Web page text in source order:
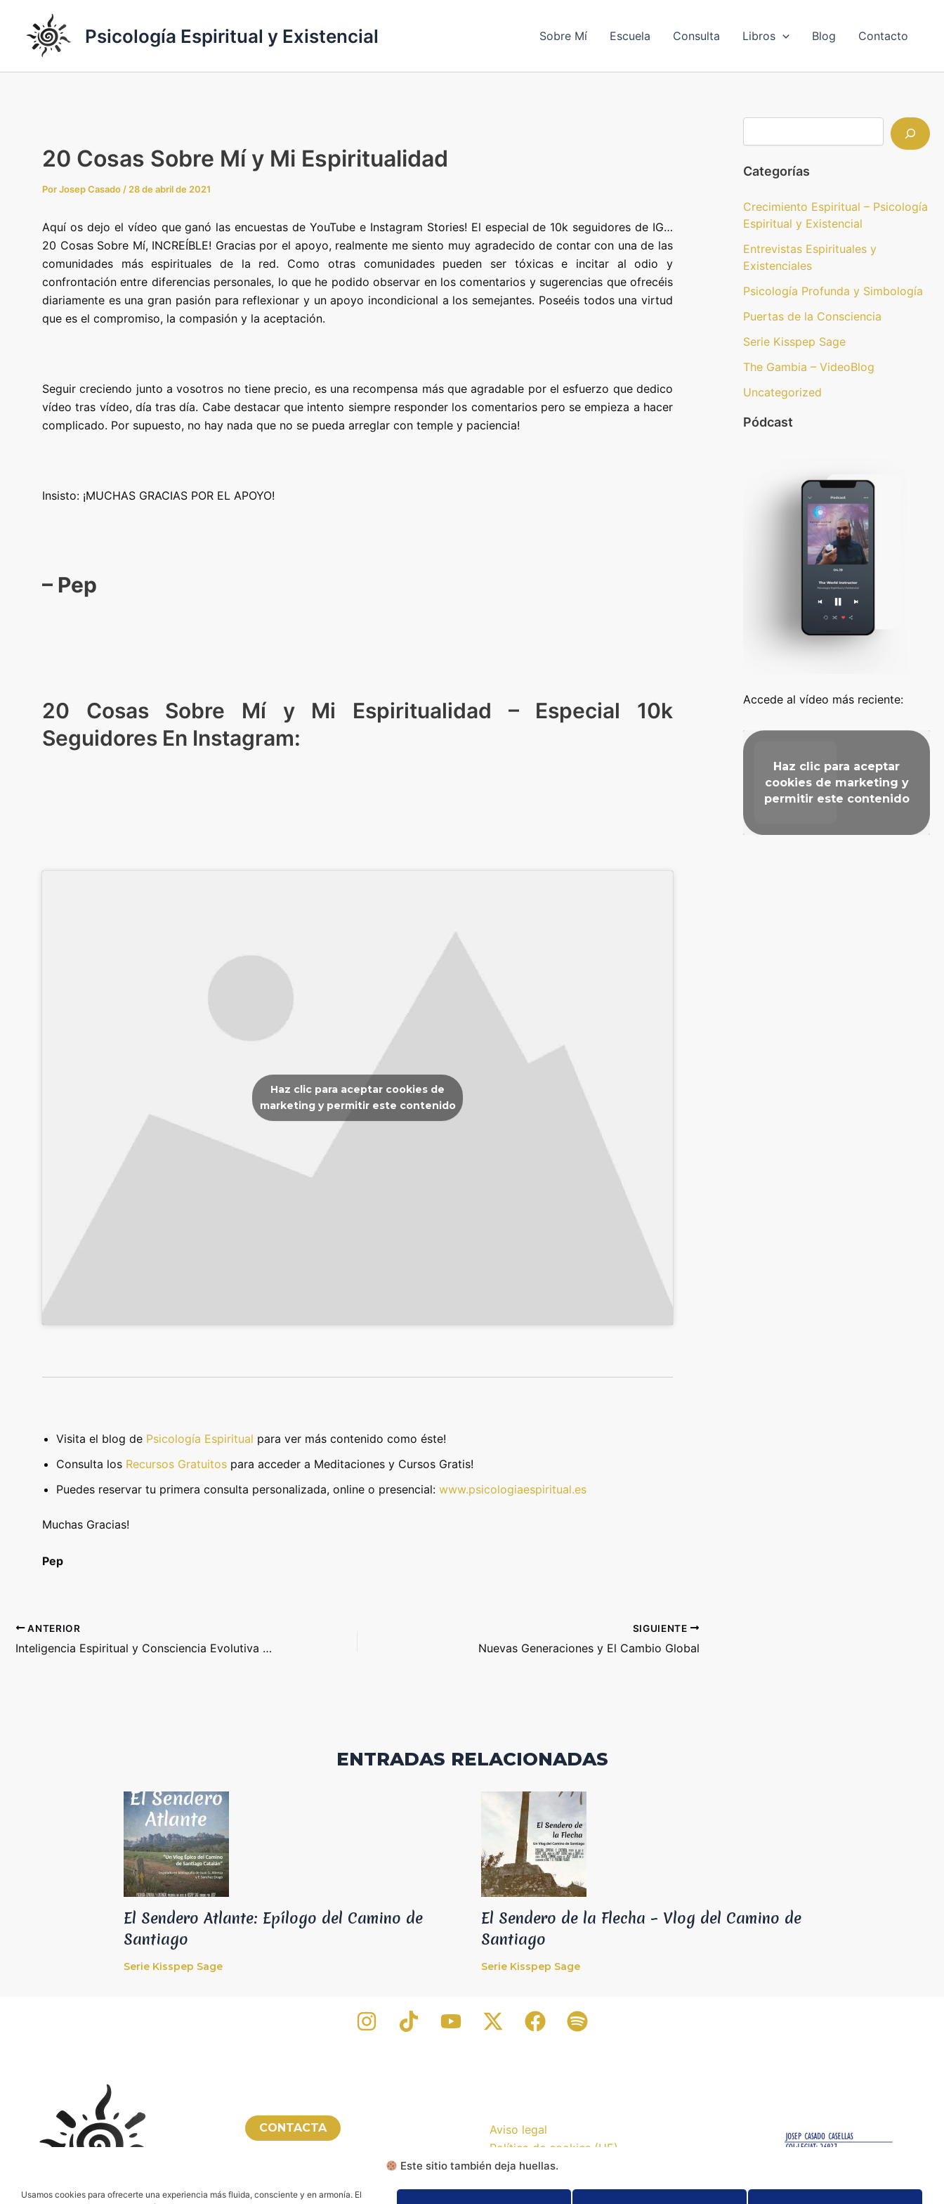
Este sitio también deja huellas.
Usamos cookies para ofrecerte una experiencia más fluida, consciente y en armonía. El
contenido
Psicología Espiritual y Existencial Sobre Mí Escuela Consulta Libros Blog Contacto
20 Cosas Sobre Mí y Mi Espiritualidad
PorJosep Casado / 28 de abril de 2021
Aquí os dejo el vídeo que ganó las encuestas de YouTube e Instagram Stories! El especial de 10k seguidores de IG…
20 Cosas Sobre Mí, INCREÍBLE! Gracias por el apoyo, realmente me siento muy agradecido de contar con una de las
comunidades más espirituales de la red. Como otras comunidades pueden ser tóxicas e incitar al odio y
confrontación entre diferencias personales, lo que he podido observar en los comentarios y sugerencias que ofrecéis
diariamente es una gran pasión para reflexionar y un apoyo incondicional a los semejantes. Poseéis todos una virtud
que es el compromiso, la compasión y la aceptación.
Seguir creciendo junto a vosotros no tiene precio, es una recompensa más que agradable por el esfuerzo que dedico
vídeo tras vídeo, día tras día. Cabe destacar que intento siempre responder los comentarios pero se empieza a hacer
complicado. Por supuesto, no hay nada que no se pueda arreglar con temple y paciencia!
Insisto: ¡MUCHAS GRACIAS POR EL APOYO!
– Pep
20 Cosas Sobre Mí y Mi Espiritualidad – Especial 10k
Seguidores En Instagram:
Haz clic para aceptar cookies de
marketing y permitir este contenido
Visita el blog de Psicología Espiritual para ver más contenido como éste!
Consulta los Recursos Gratuitos para acceder a Meditaciones y Cursos Gratis!
Puedes reservar tu primera consulta personalizada, online o presencial: www.psicologiaespiritual.es
Muchas Gracias!
Pep
ANTERIOR
Inteligencia Espiritual y Consciencia Evolutiva Humana
SIGUIENTE
Nuevas Generaciones y El Cambio Global
s
r
Categorías
Crecimiento Espiritual – Psicología
Espiritual y Existencial
Entrevistas Espirituales y
Existenciales
Psicología Profunda y Simbología
Puertas de la Consciencia
Serie Kisspep Sage
The Gambia – VideoBlog
Uncategorized
Pódcast
Accede al vídeo más reciente:
Haz clic para aceptar
cookies de marketing y
permitir este contenido
ENTRADAS RELACIONADAS
El Sendero Atlante: Epílogo del Camino de
Santiago
Serie Kisspep Sage
El Sendero de la Flecha – Vlog del Camino de
Santiago
Serie Kisspep Sage
CONTACTA
RESERVA TU CONSULTA
Aviso legal
Política de cookies (UE)
Política de privacidad